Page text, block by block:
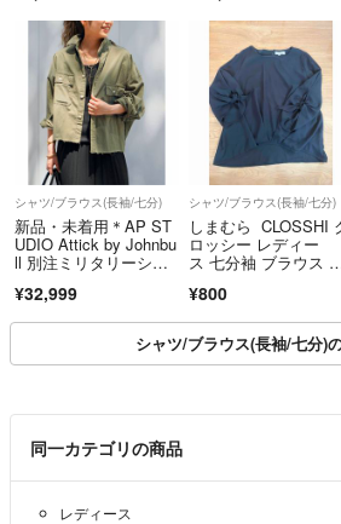
シャツ/ブラウス(長袖/七分)
新品・未着用＊AP ST
UDIO Attick by Johnbu
ll 別注ミリタリーシャ
¥32,999
シャツ/ブラウス(長袖/七分)
しまむら CLOSSHI
ロッシー レディー
ス 七分袖 ブラウス
¥800
シャツ/ブラウス(長袖/七分)
同一カテゴリの商品
レディース